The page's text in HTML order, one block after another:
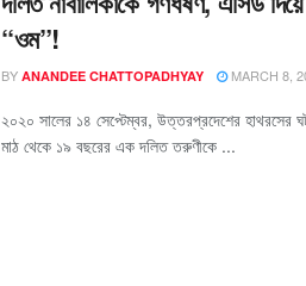
“ওম”!
BY ANANDEE CHATTOPADHYAY MARCH 8,
২০২০ সালের ১৪ সেপ্টেম্বর, উত্তরপ্রদেশের হাথরসের
মাঠ থেকে ১৯ বছরের এক দলিত তরুণীকে ...